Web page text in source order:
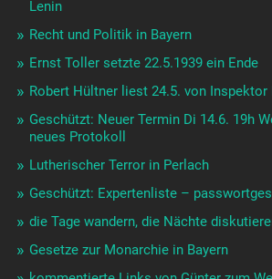
Lenin
Recht und Politik in Bayern
Ernst Toller setzte 22.5.1939 ein Ende
Robert Hültner liest 24.5. von Inspektor
Geschützt: Neuer Termin Di 14.6. 19h
neues Protokoll
Lutherischer Terror in Perlach
Geschützt: Expertenliste –
die Tage wandern, die Nächte
Gesetze zur Monarchie in Bayern